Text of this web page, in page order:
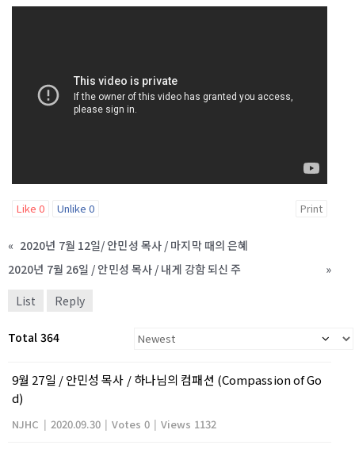
Like 0 Unlike0 Print
« 2020년 7월 12일/ 안민성 목사 / 마지막 때의 은혜
2020년 7월 26일 / 안민성 목사 / 내게 강함 되신 주
»
List
Reply
Total 364
9월 27일 / 안민성 목사 / 하나님의 컴패션 (Compassion of Go
d)
NJHC | 2020.09.30 | Votes 0 | Views 1132